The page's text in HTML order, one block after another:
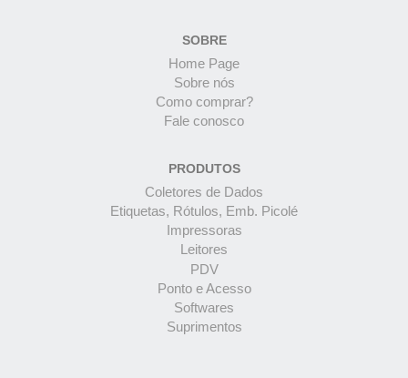
SOBRE
Home Page
Sobre nós
Como comprar?
Fale conosco
PRODUTOS
Coletores de Dados
Etiquetas, Rótulos, Emb. Picolé
Impressoras
Leitores
PDV
Ponto e Acesso
Softwares
Suprimentos